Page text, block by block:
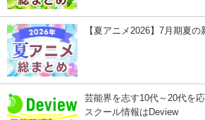
【夏アニメ2026】7月期夏
芸能界を志す10代～20代を
スクール情報はDeview